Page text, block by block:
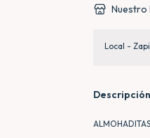
Nuestro
Local -
Descripción